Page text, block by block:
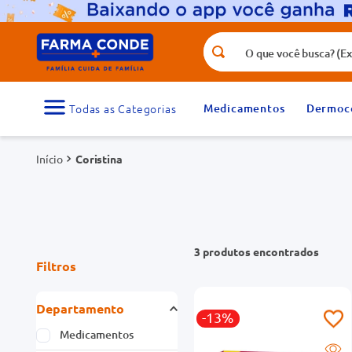
O que você busca? (Ex.: vitamina,
Medicamentos
Coristina
Filtros
Departamento
Medicamentos
3 produtos
-13%
Termos mais buscados
1
medicamento